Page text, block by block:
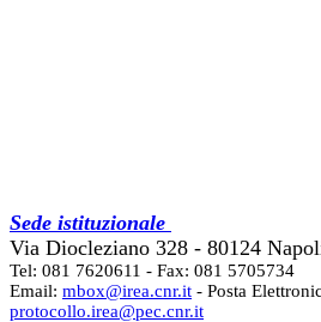
Sede istituzionale
Via Diocleziano 328 - 80124
Tel: 081 7620611 - Fax: 081 5705734
Email: mbox@irea.cnr.it - Posta
protocollo.irea@pec.cnr.it